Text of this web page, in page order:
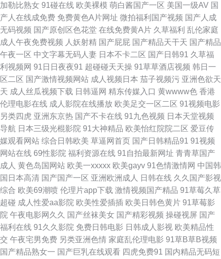
91黄黑丝 成人福利导航蜜桃 色人閣俺也去 91另类黑料偷拍视屏 美女逼91
91超碰人人操人人妻 九九99九九99九九 先锋影音久久 91玉足在线观看 久
久99国产精品99 极品视频91 亚欧色图自拍 91香蕉视频在线观 加勒比av 91
大神com入口 国产久久九九 午夜伦理片 91网站免费视频 老师机福利视频 91
免费福利 国产赵恩静在线观看 五月婷婷色网 95国产视频 亚洲无码黄色网址
国产91视频在线观看 久久婷婷婷婷婷婷婷婷 日韩av123区 高清无码黄色网
址 四虎毛片 超碰内射网站 国产传媒91在线播放 91次元 国产视频一列表一
17 亚洲天堂成人网 97资源站在线在线 三级国产精品在线 91秦先生在线视频
九一老司机观看 91干逼精品 国产精品96福利网 色综合18p 91这里 久草亚洲
色图在线视频 91豆花在线观看 国产精区久久婷 丝瓜草莓视频污 91色蝌蚪真
实 久久一级视频 中文福利导航 东京热自慰一本道 日屄导航 91干逼淫秽视频
加勒比熟女 91碰在线 欧美裸模 萌白酱国产一区 美国一级AV 国
产人在线成免费 免费黄色A片网址 微拍福利国产视频 国产人成
无码视频 国产原创区色花堂 在线免费黄A片 久草福利 乱伦家庭
成人午夜免费视频 人妖射精 国产屁屁 国产精品天干天 国产精品
午夜一区 中文字幕无码人妻 日本不卡二区 国产日韩91 久草福
利视频网 91日日夜夜91 超碰碰天天操 91草草酒店视频 韩日一
区二区 国产激情视频网站 成人视频日本 茄子视频污 亚洲色欲天
天 成人丝瓜视频下载 日韩逼网 精东传媒入口 黄wwww色 香港
伦理电影在线 成人影院在线播放 欧美足交一区二区 91视频电影
另类四虎 亚洲东京热 国产不卡在线 91九色视频 日本天堂视频
导航 日本三级光棍影院 91大神精品 欧美怡红院院二区 爱豆传
媒观看网站 综合日韩欧美 草逼网首页 国产日韩精品91 91视频
网站在线 69性影院 福利资源在线 91自拍最新网址 青青草国产
成人 黄色岛国网站 欧美一xxxxx 欧美gayv 91色情激情网 中国韩
国日本高清 国产国产一区 亚洲欧洲成人 日韩在线 久久国产影视
综合 欧美69潮喷 伦理片app下载 激情视频国产精品 91草莓久草
超碰 成人性爱aa影院 欧美性爱插插 欧美日韩色黄片 91草莓影
院 午夜电影网久久 国产丝袜美女 国产精彩视频 操碰视屏 国产
福利在线 91久久影院 免费日韩电影 日韩成人影视 欧美精品性
交 午夜宅男免费 另类亚洲色情 家庭乱伦理电影 91草B草B视频
国产精品熟女一 国产巨乳在线观看 四虎免费91 国内精品无码短